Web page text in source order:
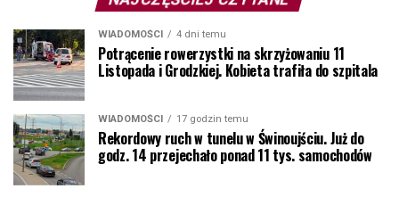
WIADOMOŚCI 4 dni temu
Potrącenie rowerzystki na skrzyżowaniu 11
Listopada i Grodzkiej. Kobieta trafiła do szpitala
WIADOMOŚCI 17 godzin temu
Rekordowy ruch w tunelu w Świnoujściu. Już do
godz. 14 przejechało ponad 11 tys. samochodów